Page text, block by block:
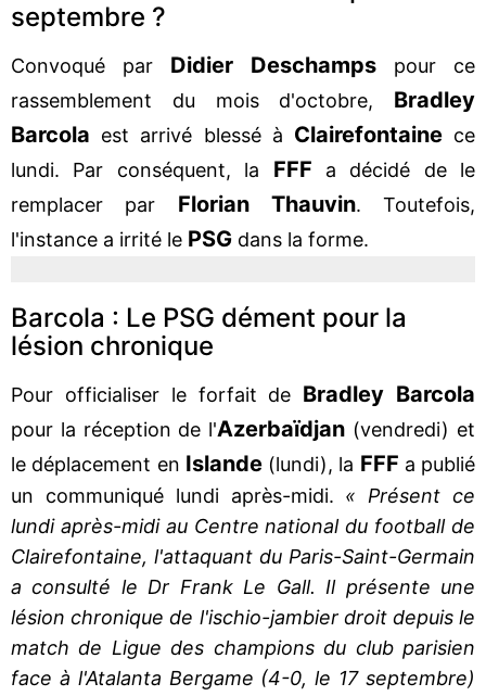
septembre ?
Convoqué par Didier Deschamps pour ce
rassemblement du mois d'octobre, Bradley
Barcola est arrivé blessé à Clairefontainece
lundi. Par conséquent, la FFF a décidé de le
remplacer par Florian Thauvin. Toutefois,
l'instance a irrité le PSG dans la forme.
Barcola : Le PSG dément pour la
lésion chronique
Pour officialiser le forfait de Bradley Barcola
pour la réception de l'Azerbaïdjan (vendredi) et
le déplacement en Islande(lundi), la FFF a publié
un communiqué lundi après-midi. « Présent ce
lundi après-midi au Centre national du football de
Clairefontaine, l'attaquant du Paris-Saint-Germain
a consulté le Dr Frank Le Gall. Il présente une
lésion chronique de l'ischio-jambier droit depuis le
match de Ligue des champions du club parisien
face à l'Atalanta Bergame (4-0, le 17 septembre)